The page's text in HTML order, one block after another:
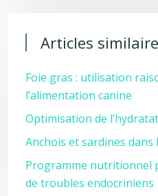
Articles
Foie gras : utilisation
l’alimentation canine
Optimisation de
Anchois et sardines
Programme nutritionnel
de troubles endocriniens